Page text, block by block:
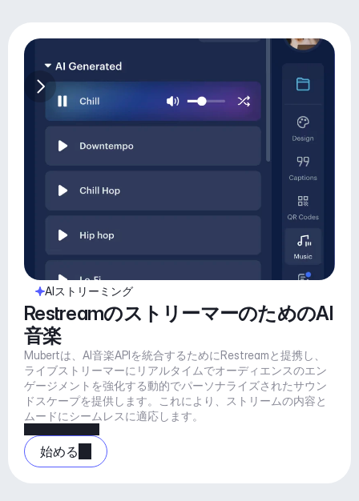
AIストリーミング
RestreamのストリーマーのためのAI
音楽
Mubertは、AI音楽APIを統合するためにRestreamと提携し、
ライブストリーマーにリアルタイムでオーディエンスのエン
ゲージメントを強化する動的でパーソナライズされたサウン
ドスケープを提供します。これにより、ストリームの内容と
ムードにシームレスに適応します。
始める